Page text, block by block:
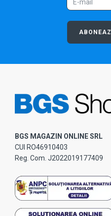
BGS MAGAZIN ONLINE SRL
CUI RO46910403
Reg. Com. J2022019177409